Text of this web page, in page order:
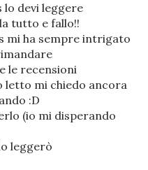
lo devi leggere
tutto e fallo!!
mi ha sempre intrigato
le recensioni
letto mi chiedo ancora
:D
(io mi disperando
leggerò